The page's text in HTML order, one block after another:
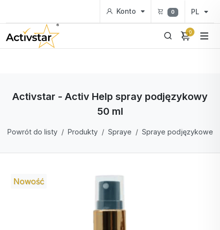
Konto 0 PL
0
Activstar - Activ Help spray podjęzykowy
50 ml
Powrót do listy Produkty Spraye Spraye podjęzykowe
Nowość